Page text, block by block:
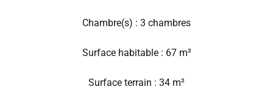
Chambre(s) : 3 chambres
Surface habitable : 67 m²
Surface terrain : 34 m²